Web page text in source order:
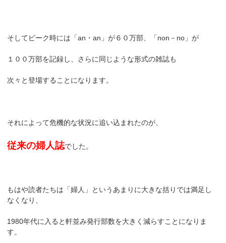
そしてピーク時には「an・an」が６０万部、「non－no」が
１００万部を記録し、さらに同じような形式の雑誌も
次々と登場することになります。
それによって危機的な状況に追い込まれたのが、
従来の婦人誌でした。
もはや読者たちは「婦人」というあまりに大きな括りでは満足し
なくなり、
1980年代に入ると軒並み発行部数を大きく減らすことになりま
す。